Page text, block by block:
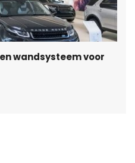
wandsysteem voor